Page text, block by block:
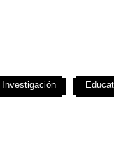
Investigación